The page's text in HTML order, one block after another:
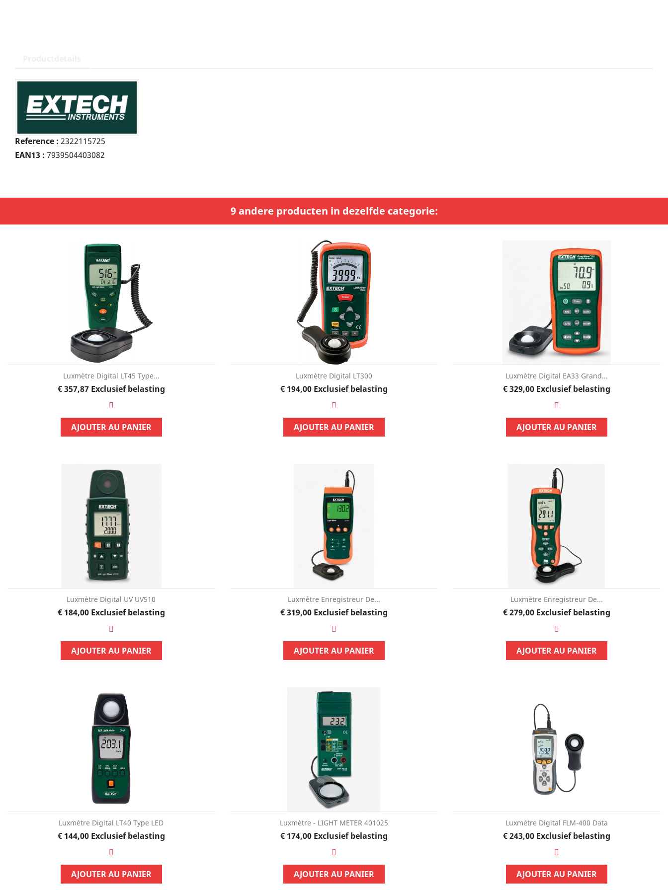
Reference : 2322115725
EAN13 : 7939504403082
9 andere producten in dezelfde categorie:
Luxmètre Digital LT45 Type...
Prijs
€ 357,87 Exclusief belasting
AJOUTER AU PANIER
Luxmètre Digital LT300
Prijs
€ 194,00 Exclusief belasting
AJOUTER AU PANIER
Luxmètre Digital EA33 Grand...
Prijs
€ 329,00 Exclusief belasting
AJOUTER AU PANIER
Luxmètre Digital UV UV510
Prijs
€ 184,00 Exclusief belasting
AJOUTER AU PANIER
Luxmètre Enregistreur De...
Prijs
€ 319,00 Exclusief belasting
AJOUTER AU PANIER
Luxmètre Enregistreur De...
Prijs
€ 279,00 Exclusief belasting
AJOUTER AU PANIER
Luxmètre Digital LT40 Type LED
Prijs
€ 144,00 Exclusief belasting
AJOUTER AU PANIER
Luxmètre - LIGHT METER 401025
Prijs
€ 174,00 Exclusief belasting
AJOUTER AU PANIER
Luxmètre Digital FLM-400 Data
Prijs
€ 243,00 Exclusief belasting
AJOUTER AU PANIER